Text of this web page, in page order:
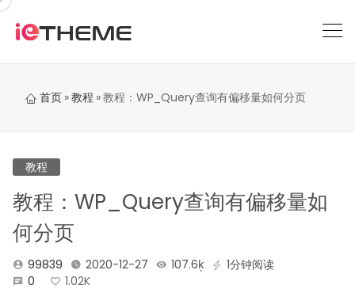
跳
首页 »教程 »教程：WP_Query查询有偏移量如何分页
教程
教程：WP_Query查询有偏移量如
何分页
99839 2020-12-27 107.6ķ
1分钟阅读
0
1.02K